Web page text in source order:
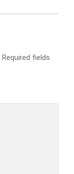
Required fields